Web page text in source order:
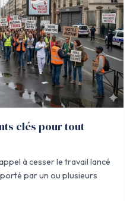
clés pour tout
à cesser le travail lancé
par un ou plusieurs